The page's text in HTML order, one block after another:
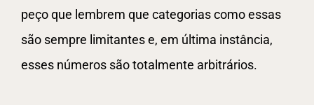
peço que lembrem que categorias como essas
são sempre limitantes e, em última instância,
esses números são totalmente arbitrários.